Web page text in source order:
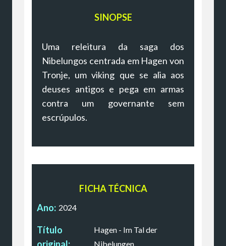
SINOPSE
Uma releitura da saga dos
Nibelungos centrada em Hagen von
Tronje, um viking que se alia aos
deuses antigos e pega em armas
contra um governante sem
escrúpulos.
FICHA TÉCNICA
Ano: 2024
Título
original:
Hagen - Im Tal der
Nibelungen